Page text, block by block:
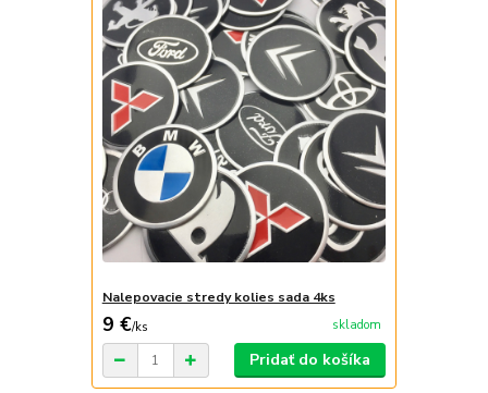
Nalepovacie stredy kolies sada 4ks
9 €/ks skladom
Pridať do košíka